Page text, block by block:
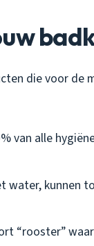
die voor de
van alle
water, kunnen
“rooster”